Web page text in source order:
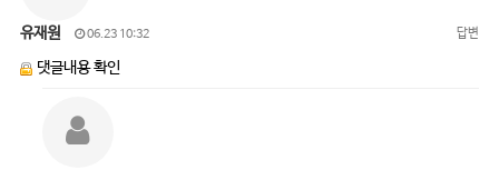
유재원 06.23 10:32 답변
댓글내용 확인